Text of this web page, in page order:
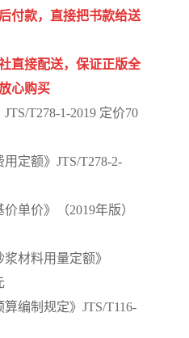
付款，直接把书款给送
直接配送，保证正版全
心购买
T278-1-2019 定价70
定额》JTS/T278-2-
单价》（2019年版）
材料用量定额》
编制规定》JTS/T116-